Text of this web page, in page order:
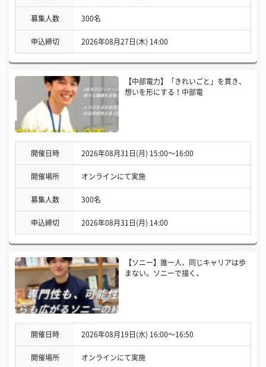
募集人数 300名
申込締切 2026年08月27日(木) 14:00
【中部電力】「きれいごと」を貫き、
想いを形にする！中部電
開催日時 2026年08月31日(月) 15:00〜16:00
開催場所 オンラインにて実施
募集人数 300名
申込締切 2026年08月31日(月) 14:00
【ソニー】誰一人、同じキャリアは歩
まない。ソニーで描く、
開催日時 2026年08月19日(水) 16:00〜16:50
開催場所 オンラインにて実施